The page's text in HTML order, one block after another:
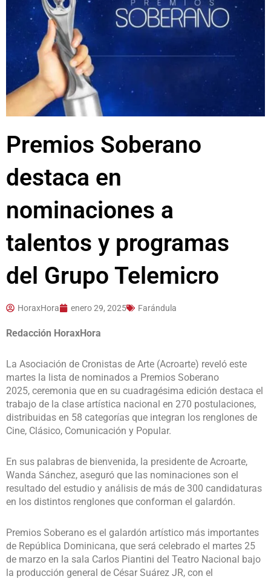
Premios Soberano
destaca en
nominaciones a
talentos y programas
del Grupo Telemicro
HoraxHora enero 29, 2025 Farándula
Redacción HoraxHora
La Asociación de Cronistas de Arte (Acroarte) reveló este
martes la lista de nominados a Premios Soberano
2025, ceremonia que en su cuadragésima edición destaca el
trabajo de la clase artística nacional en 270 postulaciones,
distribuidas en 58 categorías que integran los renglones de
Cine, Clásico, Comunicación y Popular.
En sus palabras de bienvenida, la presidente de Acroarte,
Wanda Sánchez, aseguró que las nominaciones son el
resultado del estudio y análisis de más de 300 candidaturas
en los distintos renglones que conforman el galardón.
Premios Soberano es el galardón artístico más importantes
de República Dominicana, que será celebrado el martes 25
de marzo en la sala Carlos Piantini del Teatro Nacional bajo
la producción general de César Suárez JR, con el